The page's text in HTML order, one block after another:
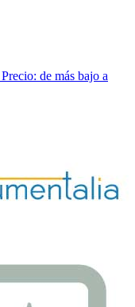
Precio: de más bajo a